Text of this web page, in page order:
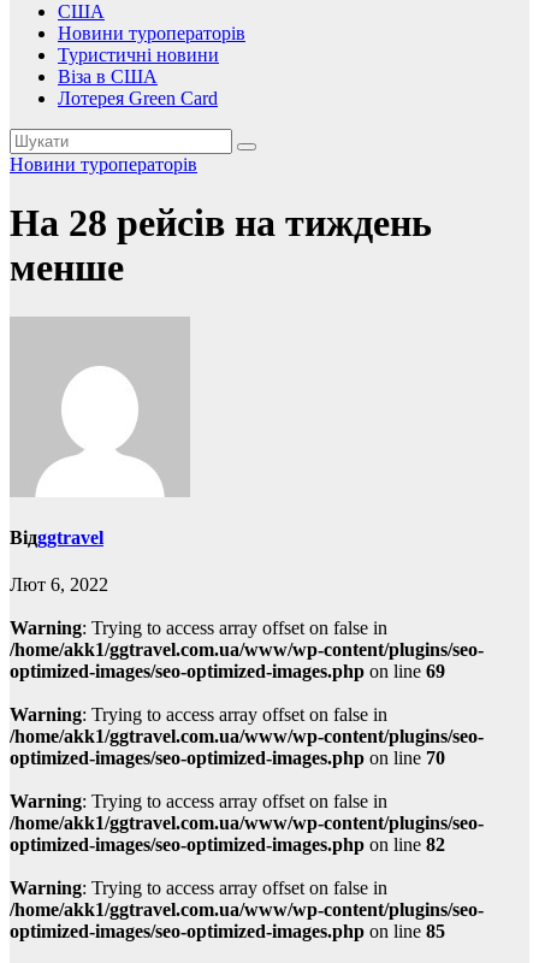
США
Новини туроператорів
Туристичні новини
Віза в США
Лотерея Green Card
Новини туроператорів
На 28 рейсів на тиждень
менше
Відggtravel
Лют 6, 2022
Warning: Trying to access array offset on false in
/home/akk1/ggtravel.com.ua/www/wp-content/plugins/seo-
optimized-images/seo-optimized-images.php on line 69
Warning: Trying to access array offset on false in
/home/akk1/ggtravel.com.ua/www/wp-content/plugins/seo-
optimized-images/seo-optimized-images.php on line 70
Warning: Trying to access array offset on false in
/home/akk1/ggtravel.com.ua/www/wp-content/plugins/seo-
optimized-images/seo-optimized-images.php on line 82
Warning: Trying to access array offset on false in
/home/akk1/ggtravel.com.ua/www/wp-content/plugins/seo-
optimized-images/seo-optimized-images.php on line 85